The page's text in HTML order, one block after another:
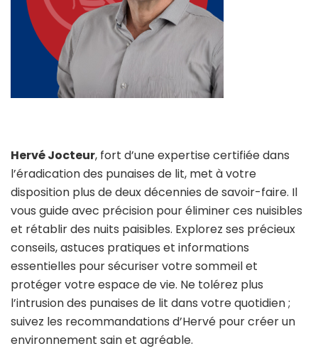
Hervé Jocteur, fort d’une expertise certifiée dans
l’éradication des punaises de lit, met à votre
disposition plus de deux décennies de savoir-faire. Il
vous guide avec précision pour éliminer ces nuisibles
et rétablir des nuits paisibles. Explorez ses précieux
conseils, astuces pratiques et informations
essentielles pour sécuriser votre sommeil et
protéger votre espace de vie. Ne tolérez plus
l’intrusion des punaises de lit dans votre quotidien ;
suivez les recommandations d’Hervé pour créer un
environnement sain et agréable.